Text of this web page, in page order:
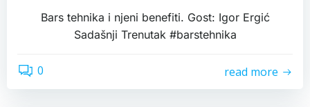
Bars tehnika i njeni benefiti. Gost: Igor Ergić
Sadašnji Trenutak #barstehnika
0 read more